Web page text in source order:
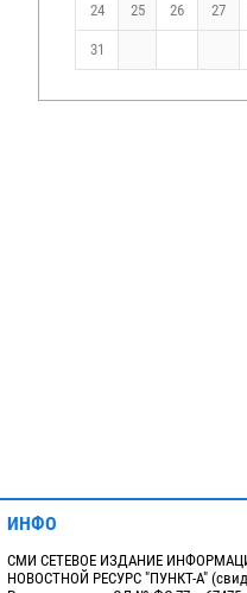
24 25 26 27
31
ИНФО
СМИ СЕТЕВОЕ ИЗДАНИЕ
НОВОСТНОЙ РЕСУРС "ПУНКТ-А"